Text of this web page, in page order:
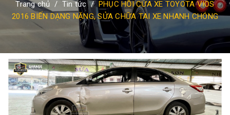
Trang chủ / Tin tức / PHỤC HỒI CỬA XE TOYOTA VIOS
2016 BIẾN DẠNG NẶNG, SỬA CHỮA TAI XE NHANH CHÓNG